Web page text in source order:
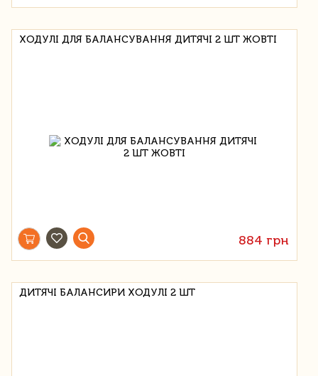
ХОДУЛІ ДЛЯ БАЛАНСУВАННЯ ДИТЯЧІ 2 ШТ ЖОВТІ
884 грн
ДИТЯЧІ БАЛАНСИРИ ХОДУЛІ 2 ШТ